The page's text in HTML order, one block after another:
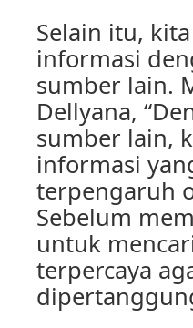
Selain itu,
informasi
sumber lain.
Dellyana,
sumber lain,
informasi
terpengaruh
Sebelum
untuk
terpercaya